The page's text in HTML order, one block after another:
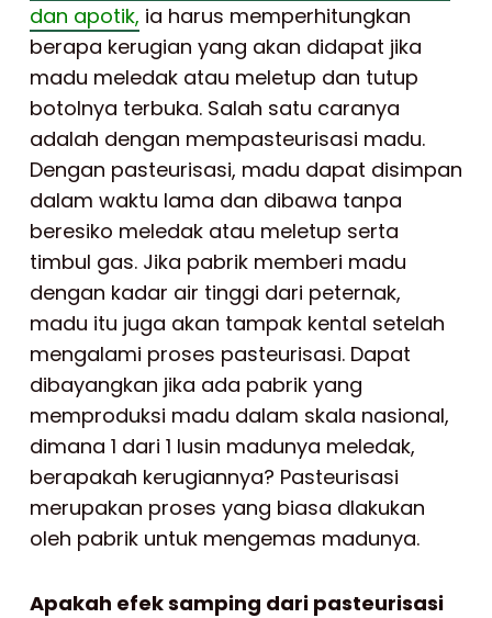
dan apotik, ia harus memperhitungkan
berapa kerugian yang akan didapat jika
madu meledak atau meletup dan tutup
botolnya terbuka. Salah satu caranya
adalah dengan mempasteurisasi madu.
Dengan pasteurisasi, madu dapat disimpan
dalam waktu lama dan dibawa tanpa
beresiko meledak atau meletup serta
timbul gas. Jika pabrik memberi madu
dengan kadar air tinggi dari peternak,
madu itu juga akan tampak kental setelah
mengalami proses pasteurisasi. Dapat
dibayangkan jika ada pabrik yang
memproduksi madu dalam skala nasional,
dimana 1 dari 1 lusin madunya meledak,
berapakah kerugiannya? Pasteurisasi
merupakan proses yang biasa dlakukan
oleh pabrik untuk mengemas madunya.
Apakah efek samping dari pasteurisasi